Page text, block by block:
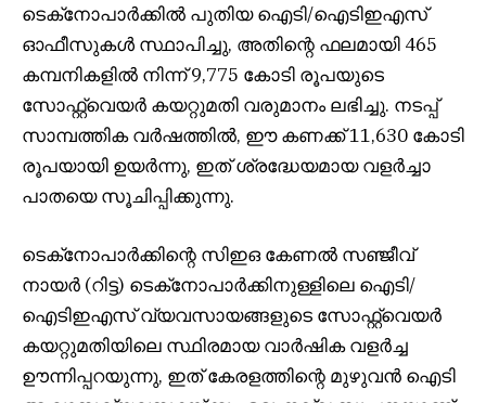
ടെക്‌നോപാർക്കിൽ പുതിയ ഐടി/ഐടിഇഎസ്
ഓഫീസുകൾ സ്ഥാപിച്ചു, അതിന്റെ ഫലമായി 465
കമ്പനികളിൽ നിന്ന് 9,775 കോടി രൂപയുടെ
സോഫ്റ്റ്‌വെയർ കയറ്റുമതി വരുമാനം ലഭിച്ചു. നടപ്പ്
സാമ്പത്തിക വർഷത്തിൽ, ഈ കണക്ക് 11,630 കോടി
രൂപയായി ഉയർന്നു, ഇത് ശ്രദ്ധേയമായ വളർച്ചാ
പാതയെ സൂചിപ്പിക്കുന്നു.
ടെക്‌നോപാർക്കിന്റെ സിഇഒ കേണൽ സഞ്ജീവ്
നായർ (റിട്ട) ടെക്‌നോപാർക്കിനുള്ളിലെ ഐടി/
ഐടിഇഎസ് വ്യവസായങ്ങളുടെ സോഫ്റ്റ്‌വെയർ
കയറ്റുമതിയിലെ സ്ഥിരമായ വാർഷിക വളർച്ച
ഊന്നിപ്പറയുന്നു, ഇത് കേരളത്തിന്റെ മുഴുവൻ ഐടി